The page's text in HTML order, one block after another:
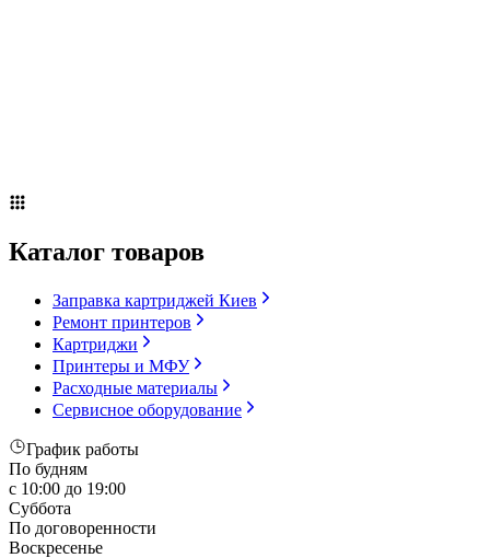
Каталог товаров
Заправка картриджей Киев
Ремонт принтеров
Картриджи
Принтеры и МФУ
Расходные материалы
Сервисное оборудование
График работы
По будням
с 10:00 до 19:00
Суббота
По договоренности
Воскресенье